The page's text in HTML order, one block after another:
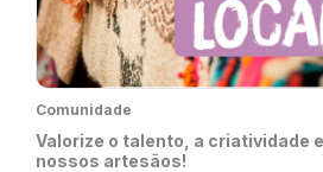
Comunidade
Valorize o talento, a criatividade
nossos artesãos!